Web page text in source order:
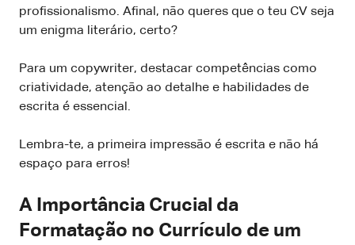
profissionalismo. Afinal, não queres que o teu CV seja
um enigma literário, certo?
Para um copywriter, destacar competências como
criatividade, atenção ao detalhe e habilidades de
escrita é essencial.
Lembra-te, a primeira impressão é escrita e não há
espaço para erros!
A Importância Crucial da
Formatação no Currículo de um